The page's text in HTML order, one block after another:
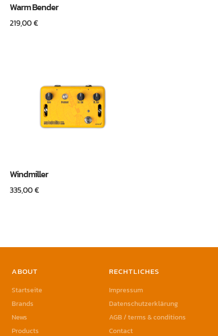
Warm Bender
219,00€
Windmiller
335,00€
ABOUT
Startseite
Brands
News
Products
RECHTLICHES
Impressum
Datenschutzerklärung
AGB / terms & conditions
Contact